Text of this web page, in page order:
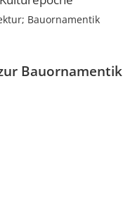
Bauornamentik
Bauornamentik